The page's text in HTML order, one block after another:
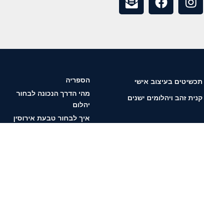
תכשיטים בעיצוב אישי
קנית זהב ויהלומים ישנים
הספריה
מהי הדרך הנכונה לבחור
יהלום
איך לבחור טבעת אירוסין